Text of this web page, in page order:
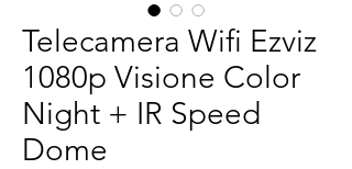
Telecamera Wifi Ezviz
1080p Visione Color
Night + IR Speed
Dome